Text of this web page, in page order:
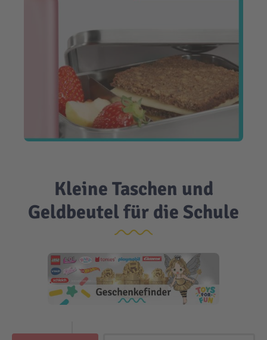
Kleine Taschen und
Geldbeutel für die Schule